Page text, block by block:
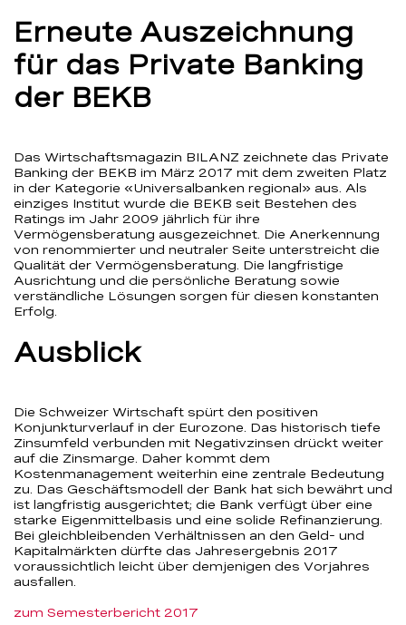
Erneute Auszeichnung
für das Private Banking
der BEKB
Das Wirtschaftsmagazin BILANZ zeichnete das Private
Banking der BEKB im März 2017 mit dem zweiten Platz
in der Kategorie «Universalbanken regional» aus. Als
einziges Institut wurde die BEKB seit Bestehen des
Ratings im Jahr 2009 jährlich für ihre
Vermögensberatung ausgezeichnet. Die Anerkennung
von renommierter und neutraler Seite unterstreicht die
Qualität der Vermögensberatung. Die langfristige
Ausrichtung und die persönliche Beratung sowie
verständliche Lösungen sorgen für diesen konstanten
Erfolg.
Ausblick
Die Schweizer Wirtschaft spürt den positiven
Konjunkturverlauf in der Eurozone. Das historisch tiefe
Zinsumfeld verbunden mit Negativzinsen drückt weiter
auf die Zinsmarge. Daher kommt dem
Kostenmanagement weiterhin eine zentrale Bedeutung
zu. Das Geschäftsmodell der Bank hat sich bewährt und
ist langfristig ausgerichtet; die Bank verfügt über eine
starke Eigenmittelbasis und eine solide Refinanzierung.
Bei gleichbleibenden Verhältnissen an den Geld- und
Kapitalmärkten dürfte das Jahresergebnis 2017
voraussichtlich leicht über demjenigen des Vorjahres
ausfallen.
zum Semesterbericht 2017